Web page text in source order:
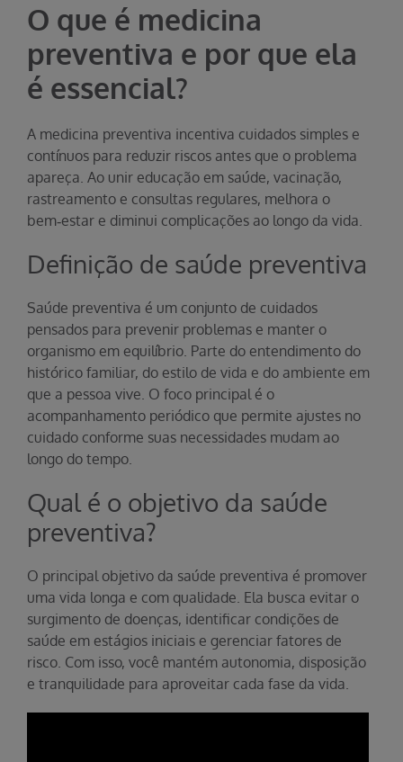
O que é medicina
preventiva e por que ela
é essencial?
A medicina preventiva incentiva cuidados simples e
contínuos para reduzir riscos antes que o problema
apareça. Ao unir educação em saúde, vacinação,
rastreamento e consultas regulares, melhora o
bem‑estar e diminui complicações ao longo da vida.
Definição de saúde preventiva
Saúde preventiva é um conjunto de cuidados
pensados para prevenir problemas e manter o
organismo em equilíbrio. Parte do entendimento do
histórico familiar, do estilo de vida e do ambiente em
que a pessoa vive. O foco principal é o
acompanhamento periódico que permite ajustes no
cuidado conforme suas necessidades mudam ao
longo do tempo.
Qual é o objetivo da saúde
preventiva?
O principal objetivo da saúde preventiva é promover
uma vida longa e com qualidade. Ela busca evitar o
surgimento de doenças, identificar condições de
saúde em estágios iniciais e gerenciar fatores de
risco. Com isso, você mantém autonomia, disposição
e tranquilidade para aproveitar cada fase da vida.